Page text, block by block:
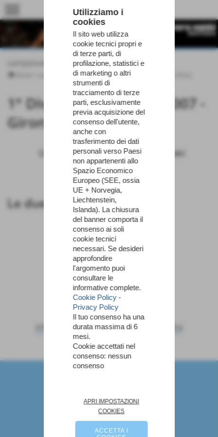
menu
campionati
>1° Divisione Pisa 2006-2007
1° Divisione Pisa 2006-2007 -
Girone Unico
Casciavola LIbertas Calci
Le due squadre a confronto
Casciavola LIbertas Calci
calendario e risultati
Marco Angiolini - Allenatore di Pallavolo
angiolinimarco@gmail.com
Links
Utilizziamo i
cookies
Il sito web utilizza
cookie tecnici propri e
di terze parti, di
profilazione, statistici e
di marketing o altri
strumenti di
tracciamento di terze
parti, esclusivamente
previa acquisizione del
consenso dell'utente,
anche con
trasferimento dei dati
personali verso Paesi
non appartenenti allo
Spazio Economico
Europeo (SEE, ossia
UE + Norvegia,
Liechtenstein,
Islanda). La chiusura
del banner comporta il
consenso ai soli
cookie tecnici
necessari. Se desideri
approfondire
l'argomento puoi
consultare le
informative complete.
Cookie Policy-
Privacy Policy
Il tuo consenso ha una
durata massima di 6
mesi.
Cookie accettati nel
consenso: nessun
consenso
APRI IMPOSTAZIONI
COOKIES
ACCETTA I